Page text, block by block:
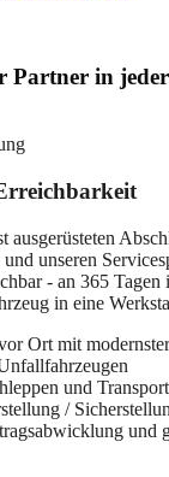
Partner in
ausgerüsteten
unseren
- an 365 Tagen
in eine
Ort mit
und
/
und